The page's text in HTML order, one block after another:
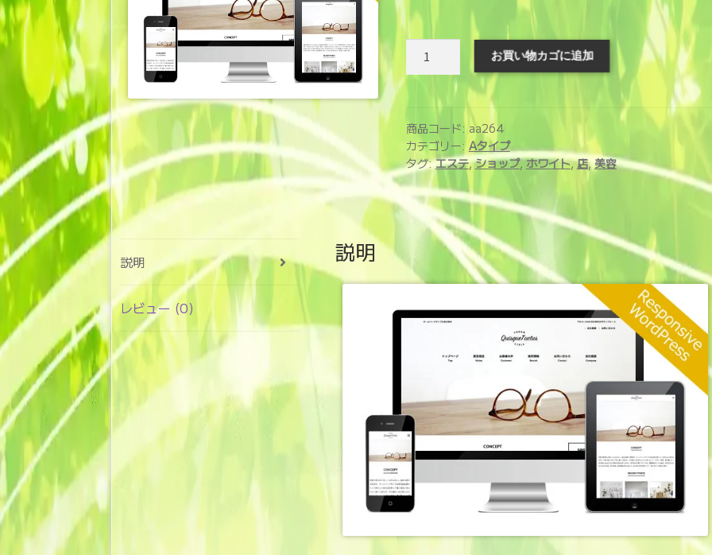
ー
ジ
制
作
サ
ス
(aa264)
個
お買い物カゴに追加
商品コード: aa264
カテゴリー: Aタイプ
タグ:エステ,ショップ,ホワイト,店,美容
説明
レビュー (0)
説明